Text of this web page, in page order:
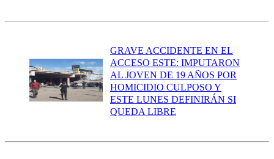
GRAVE ACCIDENTE EN EL
ACCESO ESTE: IMPUTARON
AL JOVEN DE 19 AÑOS POR
HOMICIDIO CULPOSO Y
ESTE LUNES DEFINIRÁN SI
QUEDA LIBRE